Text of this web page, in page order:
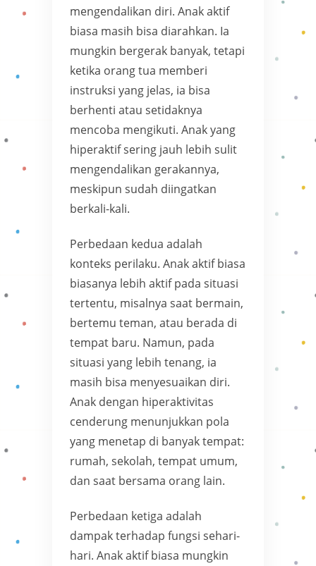
mengendalikan diri. Anak aktif
biasa masih bisa diarahkan. Ia
mungkin bergerak banyak, tetapi
ketika orang tua memberi
instruksi yang jelas, ia bisa
berhenti atau setidaknya
mencoba mengikuti. Anak yang
hiperaktif sering jauh lebih sulit
mengendalikan gerakannya,
meskipun sudah diingatkan
berkali-kali.
Perbedaan kedua adalah
konteks perilaku. Anak aktif biasa
biasanya lebih aktif pada situasi
tertentu, misalnya saat bermain,
bertemu teman, atau berada di
tempat baru. Namun, pada
situasi yang lebih tenang, ia
masih bisa menyesuaikan diri.
Anak dengan hiperaktivitas
cenderung menunjukkan pola
yang menetap di banyak tempat:
rumah, sekolah, tempat umum,
dan saat bersama orang lain.
Perbedaan ketiga adalah
dampak terhadap fungsi sehari-
hari. Anak aktif biasa mungkin